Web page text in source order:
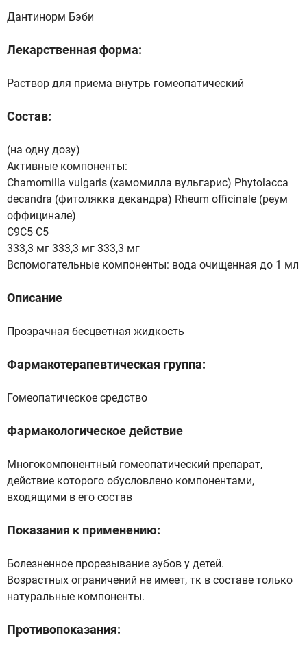
Дантинорм Бэби
Лекарственная форма:
Раствор для приема внутрь гомеопатический
Состав:
(на одну дозу)
Активные компоненты:
Chamomilla vulgaris (хамомилла вульгарис) Phytolacca
decandra (фитолякка декандра) Rheum officinale (реум
оффицинале)
С9С5 С5
333,3 мг 333,3 мг 333,3 мг
Вспомогательные компоненты: вода очищенная до 1 мл
Описание
Прозрачная бесцветная жидкость
Фармакотерапевтическая группа:
Гомеопатическое средство
Фармакологическое действие
Многокомпонентный гомеопатический препарат,
действие которого обусловлено компонентами,
входящими в его состав
Показания к применению:
Болезненное прорезывание зубов у детей.
Возрастных ограничений не имеет, тк в составе только
натуральные компоненты.
Противопоказания: